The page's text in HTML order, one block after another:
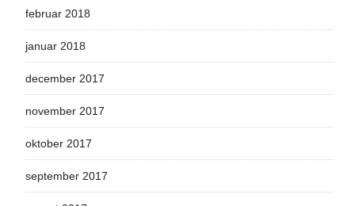
februar 2018
januar 2018
december 2017
november 2017
oktober 2017
september 2017